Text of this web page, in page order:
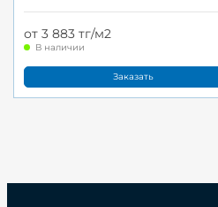
от 3 883 тг/м2
В наличии
Заказать